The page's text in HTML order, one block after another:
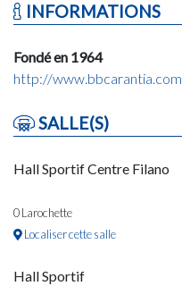
INFORMATIONS
Fondé en 1964
http://www.bbcarantia.com
SALLE(S)
Hall Sportif Centre Filano
0 Larochette
Localiser cette salle
Hall Sportif